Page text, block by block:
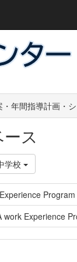
年間指導計画・シ
ス
学校
Program
Experience